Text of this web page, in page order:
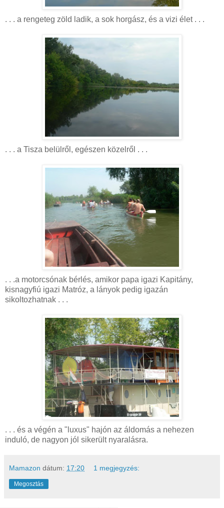
. . . a rengeteg zöld ladik, a sok horgász, és a vizi élet . . .
. . . a Tisza belülről, egészen közelről . . .
. . .a motorcsónak bérlés, amikor papa igazi Kapitány,
kisnagyfiú igazi Matróz, a lányok pedig igazán
sikoltozhatnak . . .
. . . és a végén a "luxus" hajón az áldomás a nehezen
induló, de nagyon jól sikerült nyaralásra.
Mamazon dátum: 17:20 1 megjegyzés:
Megosztás